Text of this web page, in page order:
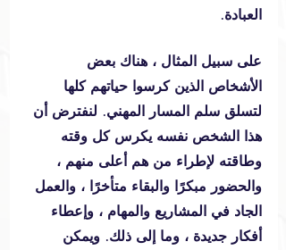
العبادة.
على سبيل المثال ، هناك بعض
الأشخاص الذين كرسوا حياتهم كلها
لتسلق سلم المسار المهني. لنفترض أن
هذا الشخص نفسه يكرس كل وقته
وطاقته لإطراء من هم أعلى منهم ،
والحضور مبكرًا والبقاء متأخرًا ، والعمل
الجاد في المشاريع والمهام ، وإعطاء
أفكار جديدة ، وما إلى ذلك. ويمكن